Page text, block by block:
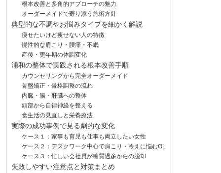
根本改善と多角的アプローチの魅力
オーダーメイドで寄り添う施術方針
典型的な不調やお悩みタイプを細かく解説
痩せたいけど痩せない人の特徴
慢性的な肩こり・腰痛・不眠
産後・更年期の体調変化
浦和の整体で実践される根本改善手順
カウンセリングから完全オーダーメイド
骨盤矯正・骨格調整の流れ
内臓・腸・肝臓への整体
頭部から自律神経を整える
食生活の見直しと栄養療法
実際の成功事例で見る劇的な変化
ケース１：家事も育児も仕事も両立したい女性
ケース２：デスクワーク中心で肩こり・冷えに悩むOL
ケース３：忙しい会社員が糖質過多からの脱却
失敗しやすい注意点と対策まとめ